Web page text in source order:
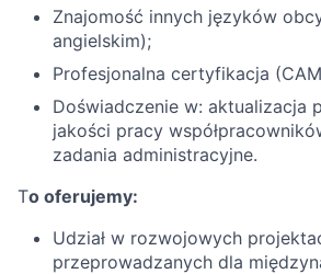
Znajomość innych języków
angielskim);
Profesjonalna certyfikacja
Doświadczenie w: aktualizacja
jakości pracy
zadania administracyjne.
To oferujemy:
Udział w rozwojowych
przeprowadzanych dla